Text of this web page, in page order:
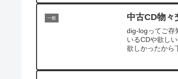
一般 中古CD物々
dig-logってご存
いるCDや欲し
欲しかったから